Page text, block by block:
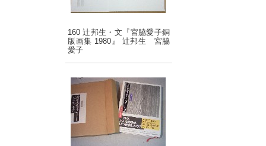
160 辻邦生・文『宮脇愛子銅
版画集 1980』 辻邦生 宮脇
愛子